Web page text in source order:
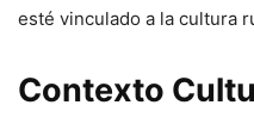
esté vinculado a la cultura
Contexto